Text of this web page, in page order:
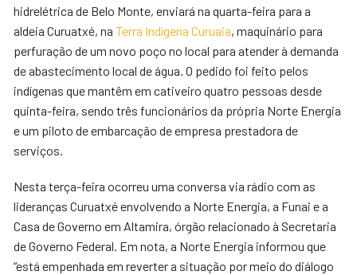
hidrelétrica de Belo Monte, enviará na quarta-feira para a
aldeia Curuatxé, naTerra Indígena Curuaia, maquinário para
perfuração de um novo poço no local para atender à demanda
de abastecimento local de água. O pedido foi feito pelos
indígenas que mantêm em cativeiro quatro pessoas desde
quinta-feira, sendo três funcionários da própria Norte Energia
e um piloto de embarcação de empresa prestadora de
serviços.
Nesta terça-feira ocorreu uma conversa via rádio com as
lideranças Curuatxé envolvendo a Norte Energia, a Funai e a
Casa de Governo em Altamira, órgão relacionado à Secretaria
de Governo Federal. Em nota, a Norte Energia informou que
“está empenhada em reverter a situação por meio do diálogo